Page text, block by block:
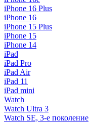
iPhone 16 Plus
iPhone 16
iPhone 15 Plus
iPhone 15
iPhone 14
iPad
iPad Pro
iPad Air
iPad 11
iPad mini
Watch
Watch Ultra 3
Watch SE, 3-е поколение